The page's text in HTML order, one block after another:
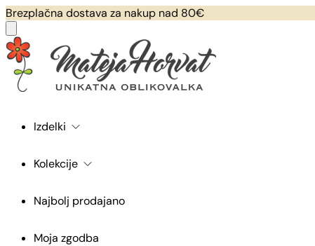
Brezplačna dostava za nakup nad 80€
Izdelki
Kolekcije
Najbolj prodajano
Moja zgodba